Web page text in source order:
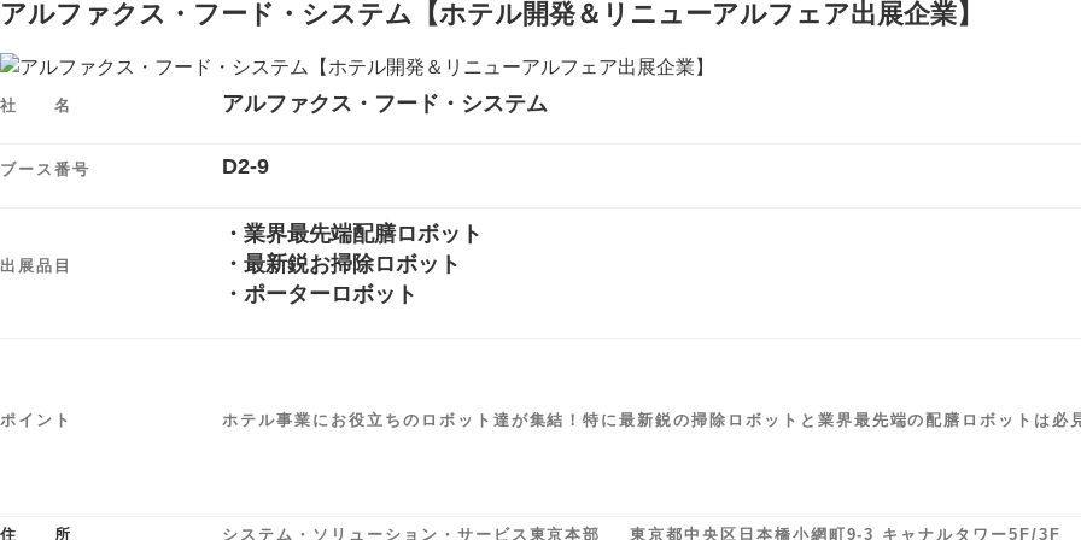
アルファクス・フード・システム【ホテル開発＆リニューアルフェア出展企業】
社 名 アルファクス・フード・システム
ブース番号 D2-9
出展品目
・業界最先端配膳ロボット
・最新鋭お掃除ロボット
・ポーターロボット
ポイント ホテル事業にお役立ちのロボット達が集結！特に最新鋭の掃除ロボットと業界最先端の配膳ロボットは必
住 所 システム・ソリューション・サービス東京本部 東京都中央区日本橋小網町9-3 キャナルタワー5F/3F